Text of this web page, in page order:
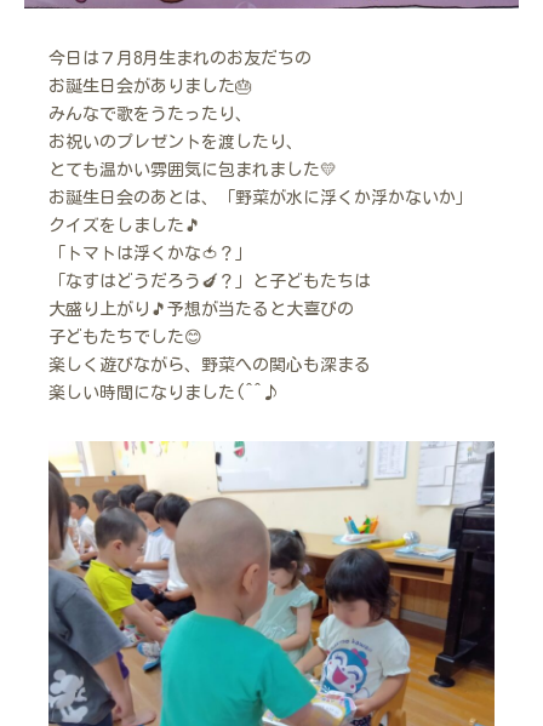
今日は７月8月生まれのお友だちの
お誕生日会がありました🎂
みんなで歌をうたったり、
お祝いのプレゼントを渡したり、
とても温かい雰囲気に包まれました💛
お誕生日会のあとは、「野菜が水に浮くか浮かないか」
クイズをしました🎵
「トマトは浮くかな🍅？」
「なすはどうだろう🍆？」と子どもたちは
大盛り上がり🎵予想が当たると大喜びの
子どもたちでした😊
楽しく遊びながら、野菜への関心も深まる
楽しい時間になりました(^^♪